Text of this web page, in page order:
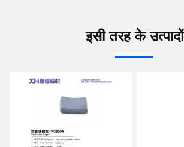
इसी तरह के उत्पादों